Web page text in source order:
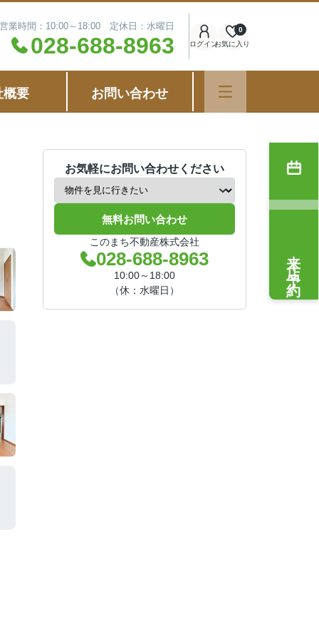
営業時間：10:00～18:00 定休日：水曜日
028-688-8963 ログインお気に入り
0
概要 お問い合わせ
お気軽にお問い合わせください
無料お問い合わせ
このまち不動産株式会社
028-688-8963
10:00～18:00
（休：水曜日）
来店予約